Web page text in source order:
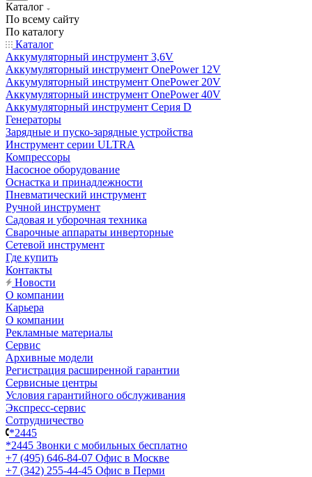
Каталог
По всему сайту
По каталогу
Каталог
Аккумуляторный инструмент 3,6V
Аккумуляторный инструмент OnePower 12V
Аккумуляторный инструмент OnePower 20V
Аккумуляторный инструмент OnePower 40V
Аккумуляторный инструмент Серия D
Генераторы
Зарядные и пуско-зарядные устройства
Инструмент серии ULTRA
Компрессоры
Насосное оборудование
Оснастка и принадлежности
Пневматический инструмент
Ручной инструмент
Садовая и уборочная техника
Сварочные аппараты инверторные
Сетевой инструмент
Где купить
Контакты
Новости
О компании
Карьера
О компании
Рекламные материалы
Сервис
Архивные модели
Регистрация расширенной гарантии
Сервисные центры
Условия гарантийного обслуживания
Экспресс-сервис
Сотрудничество
*2445
*2445 Звонки с мобильных бесплатно
+7 (495) 646-84-07 Офис в Москве
+7 (342) 255-44-45 Офис в Перми